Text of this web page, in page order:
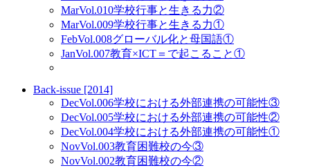
MarVol.010学校行事と生きる力②
MarVol.009学校行事と生きる力①
FebVol.008グローバル化と母国語①
JanVol.007教育×ICT＝で起こること①
Back-issue [2014]
DecVol.006学校における外部連携の可能性③
DecVol.005学校における外部連携の可能性②
DecVol.004学校における外部連携の可能性①
NovVol.003教育困難校の今③
NovVol.002教育困難校の今②